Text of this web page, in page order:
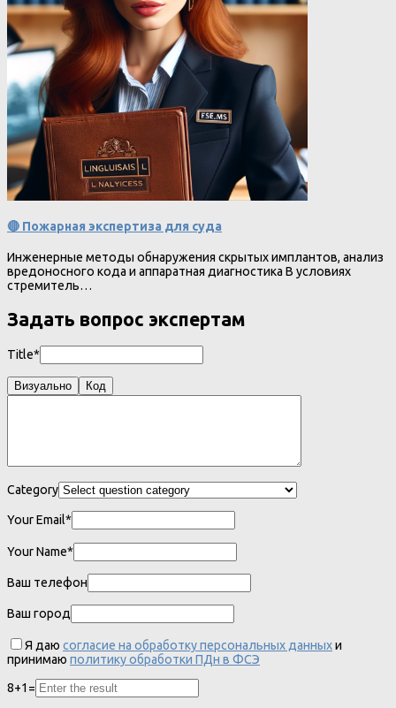
🔴 Пожарная экспертиза для суда
Инженерные методы обнаружения скрытых имплантов, анализ
вредоносного кода и аппаратная диагностика В условиях
стремитель…
Задать вопрос экспертам
Title*
Визуально Код
Category
Your Email*
Your Name*
Ваш телефон
Ваш город
Я даю согласие на обработку персональных данныхи
принимаю политику обработки ПДн в ФСЭ
8+1 =